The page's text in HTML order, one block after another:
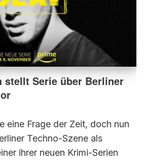
stellt Serie über Berliner
eine Frage der Zeit, doch nun
Techno-Szene als
ihrer neuen Krimi-Serien